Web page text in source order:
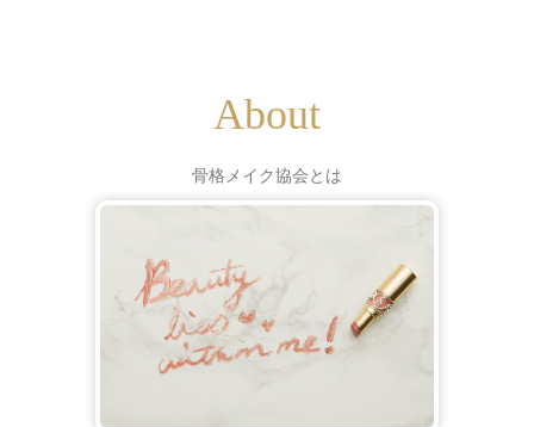
About
骨格メイク協会とは